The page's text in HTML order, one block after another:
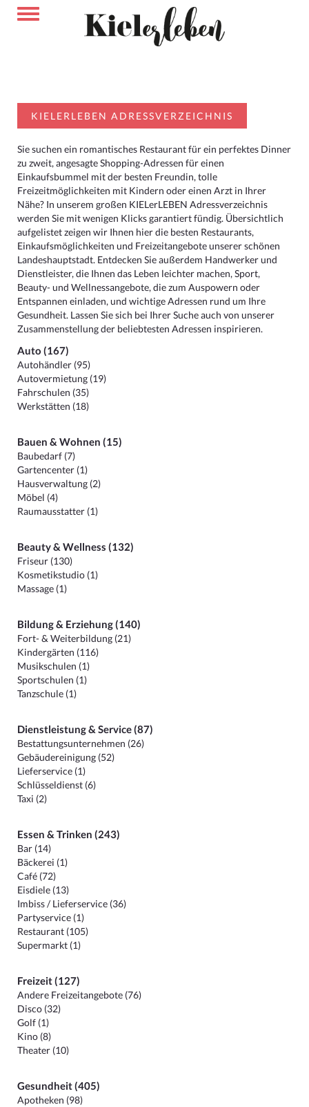
KIELERLEBEN ADRESSVERZEICHNIS
Sie suchen ein romantisches Restaurant für ein perfektes Dinner
zu zweit, angesagte Shopping-Adressen für einen
Einkaufsbummel mit der besten Freundin, tolle
Freizeitmöglichkeiten mit Kindern oder einen Arzt in Ihrer
Nähe? In unserem großen KIELerLEBEN Adressverzeichnis
werden Sie mit wenigen Klicks garantiert fündig. Übersichtlich
aufgelistet zeigen wir Ihnen hier die besten Restaurants,
Einkaufsmöglichkeiten und Freizeitangebote unserer schönen
Landeshauptstadt. Entdecken Sie außerdem Handwerker und
Dienstleister, die Ihnen das Leben leichter machen, Sport,
Beauty- und Wellnessangebote, die zum Auspowern oder
Entspannen einladen, und wichtige Adressen rund um Ihre
Gesundheit. Lassen Sie sich bei Ihrer Suche auch von unserer
Zusammenstellung der beliebtesten Adressen inspirieren.
Auto (167)
Autohändler (95)
Autovermietung (19)
Fahrschulen (35)
Werkstätten (18)
Bauen & Wohnen (15)
Baubedarf (7)
Gartencenter (1)
Hausverwaltung (2)
Möbel (4)
Raumausstatter (1)
Beauty & Wellness (132)
Friseur (130)
Kosmetikstudio (1)
Massage (1)
Bildung & Erziehung (140)
Fort- & Weiterbildung (21)
Kindergärten (116)
Musikschulen (1)
Sportschulen (1)
Tanzschule (1)
Dienstleistung & Service (87)
Bestattungsunternehmen (26)
Gebäudereinigung (52)
Lieferservice (1)
Schlüsseldienst (6)
Taxi (2)
Essen & Trinken (243)
Bar (14)
Bäckerei (1)
Café (72)
Eisdiele (13)
Imbiss / Lieferservice (36)
Partyservice (1)
Restaurant (105)
Supermarkt (1)
Freizeit (127)
Andere Freizeitangebote (76)
Disco (32)
Golf (1)
Kino (8)
Theater (10)
Gesundheit (405)
Apotheken (98)